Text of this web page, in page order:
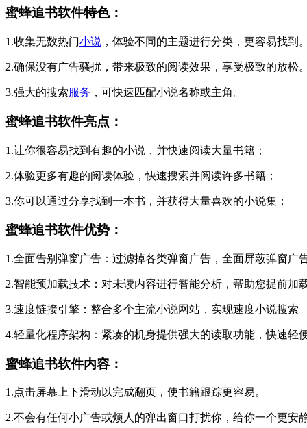
蜜蜂追书软件特色：
1.收集无数热门小说 ，体验不同的主题进行分类，更容易找到。
2.确保没有广告骚扰，带来极致的阅读效果，享受极致的放松。
3.强大的搜索服务 ，可快速匹配小说名称或主角。
蜜蜂追书软件亮点：
1.让你很容易找到有趣的小说，并快速阅读大量书籍；
2.体验更多有趣的阅读体验，快速搜索并阅读许多书籍；
3.你可以通过分享找到一本书，并获得大量喜欢的小说集；
蜜蜂追书软件优势：
1.全面告别弹窗广告：过滤掉各类弹窗广告，全面屏蔽弹窗广
2.智能预加载技术：对未读内容进行智能分析，帮助您提前加
3.速度链接引擎：整合多个主流小说网站，实现速度小说搜索
4.轻量化程序架构：紧凑的机身提供强大的读取功能，快速轻
蜜蜂追书软件内容：
1.点击屏幕上下滑动以完成翻页，使书籍跟踪更容易。
2.不会有任何小广告或烦人的弹出窗口打扰你，给你一个更安